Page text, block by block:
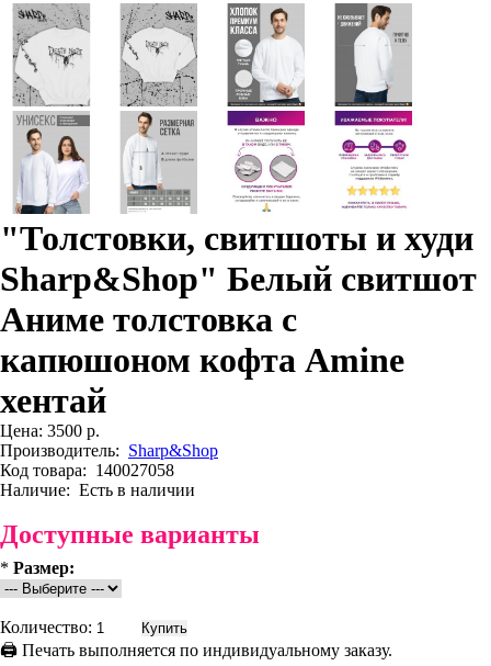
"Толстовки, свитшоты и худи
Sharp&Shop" Белый свитшот
Аниме толстовка с
капюшоном кофта Amine
хентай
Цена: 3500 р.
Производитель: Sharp&Shop
Код товара: 140027058
Наличие: Есть в наличии
Доступные варианты
* Размер:
Количество:
🖨 Печать выполняется по индивидуальному заказу.